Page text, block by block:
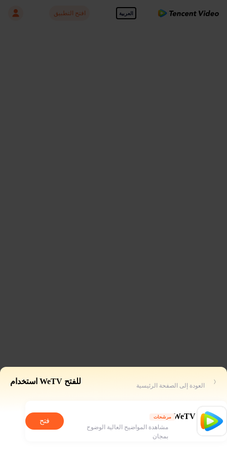
العربية افتح التطبيق
للفتح WeTV استخدام العودة إلى الصفحة الرئيسية
WeTV مرشحات
مشاهدة المواضيح العالية الوضوح
بمجان
فتح